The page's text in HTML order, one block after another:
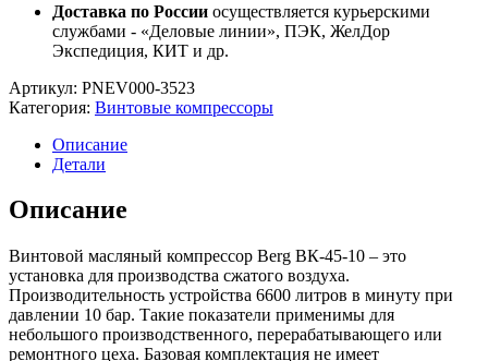
Доставка по России осуществляется курьерскими
службами - «Деловые линии», ПЭК, ЖелДор
Экспедиция, КИТ и др.
Артикул: PNEV000-3523
Категория: Винтовые компрессоры
Описание
Детали
Описание
Винтовой масляный компрессор Berg ВК-45-10 – это
установка для производства сжатого воздуха.
Производительность устройства 6600 литров в минуту при
давлении 10 бар. Такие показатели применимы для
небольшого производственного, перерабатывающего или
ремонтного цеха. Базовая комплектация не имеет